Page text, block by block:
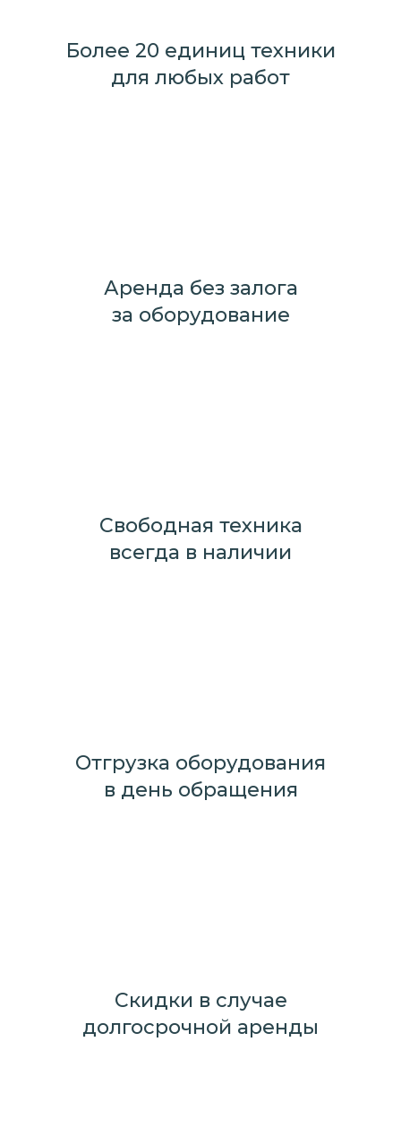
Более 20 единиц техники
для любых работ
Аренда без залога
за оборудование
Свободная техника
всегда в наличии
Отгрузка оборудования
в день обращения
Скидки в случае
долгосрочной аренды